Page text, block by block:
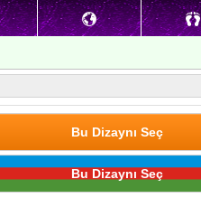
Bu Dizaynı Seç
Bu Dizaynı Seç